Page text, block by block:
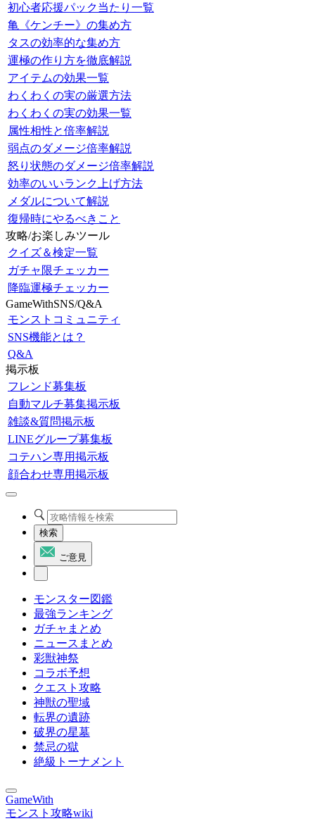
初心者応援パック当たり一覧
亀《ケンチー》の集め方
タスの効率的な集め方
運極の作り方を徹底解説
アイテムの効果一覧
わくわくの実の厳選方法
わくわくの実の効果一覧
属性相性と倍率解説
弱点のダメージ倍率解説
怒り状態のダメージ倍率解説
効率のいいランク上げ方法
メダルについて解説
復帰時にやるべきこと
攻略/お楽しみツール
クイズ＆検定一覧
ガチャ限チェッカー
降臨運極チェッカー
GameWithSNS/Q&A
モンストコミュニティ
SNS機能とは？
Q&A
掲示板
フレンド募集板
自動マルチ募集掲示板
雑談&質問掲示板
LINEグループ募集板
コテハン専用掲示板
顔合わせ専用掲示板
検索
ご意見
モンスター図鑑
最強ランキング
ガチャまとめ
ニュースまとめ
彩獣神祭
コラボ予想
クエスト攻略
神獣の聖域
転界の遺跡
破界の星墓
禁忌の獄
絶級トーナメント
GameWith
モンスト攻略wiki